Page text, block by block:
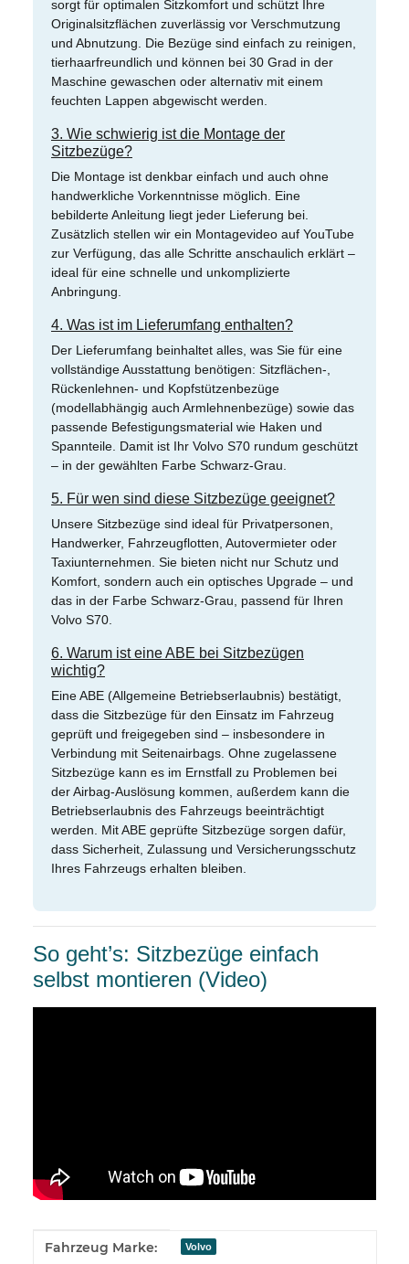
sorgt für optimalen Sitzkomfort und schützt Ihre
Originalsitzflächen zuverlässig vor Verschmutzung
und Abnutzung. Die Bezüge sind einfach zu reinigen,
tierhaarfreundlich und können bei 30 Grad in der
Maschine gewaschen oder alternativ mit einem
feuchten Lappen abgewischt werden.
3. Wie schwierig ist die Montage der
Sitzbezüge?
Die Montage ist denkbar einfach und auch ohne
handwerkliche Vorkenntnisse möglich. Eine
bebilderte Anleitung liegt jeder Lieferung bei.
Zusätzlich stellen wir ein Montagevideo auf YouTube
zur Verfügung, das alle Schritte anschaulich erklärt –
ideal für eine schnelle und unkomplizierte
Anbringung.
4. Was ist im Lieferumfang enthalten?
Der Lieferumfang beinhaltet alles, was Sie für eine
vollständige Ausstattung benötigen: Sitzflächen-,
Rückenlehnen- und Kopfstützenbezüge
(modellabhängig auch Armlehnenbezüge) sowie das
passende Befestigungsmaterial wie Haken und
Spannteile. Damit ist Ihr Volvo S70 rundum geschützt
– in der gewählten Farbe Schwarz-Grau.
5. Für wen sind diese Sitzbezüge geeignet?
Unsere Sitzbezüge sind ideal für Privatpersonen,
Handwerker, Fahrzeugflotten, Autovermieter oder
Taxiunternehmen. Sie bieten nicht nur Schutz und
Komfort, sondern auch ein optisches Upgrade – und
das in der Farbe Schwarz-Grau, passend für Ihren
Volvo S70.
6. Warum ist eine ABE bei Sitzbezügen
wichtig?
Eine ABE (Allgemeine Betriebserlaubnis) bestätigt,
dass die Sitzbezüge für den Einsatz im Fahrzeug
geprüft und freigegeben sind – insbesondere in
Verbindung mit Seitenairbags. Ohne zugelassene
Sitzbezüge kann es im Ernstfall zu Problemen bei
der Airbag-Auslösung kommen, außerdem kann die
Betriebserlaubnis des Fahrzeugs beeinträchtigt
werden. Mit ABE geprüfte Sitzbezüge sorgen dafür,
dass Sicherheit, Zulassung und Versicherungsschutz
Ihres Fahrzeugs erhalten bleiben.
So geht’s: Sitzbezüge einfach
selbst montieren (Video)
Produkteigenschaft
Wert
Fahrzeug Marke: Volvo